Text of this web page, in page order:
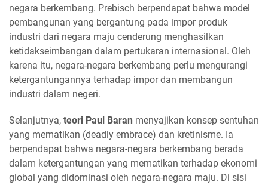
negara berkembang. Prebisch berpendapat bahwa model
pembangunan yang bergantung pada impor produk
industri dari negara maju cenderung menghasilkan
ketidakseimbangan dalam pertukaran internasional. Oleh
karena itu, negara-negara berkembang perlu mengurangi
ketergantungannya terhadap impor dan membangun
industri dalam negeri.
Selanjutnya, teori Paul Baran menyajikan konsep sentuhan
yang mematikan (deadly embrace) dan kretinisme. Ia
berpendapat bahwa negara-negara berkembang berada
dalam ketergantungan yang mematikan terhadap ekonomi
global yang didominasi oleh negara-negara maju. Di sisi